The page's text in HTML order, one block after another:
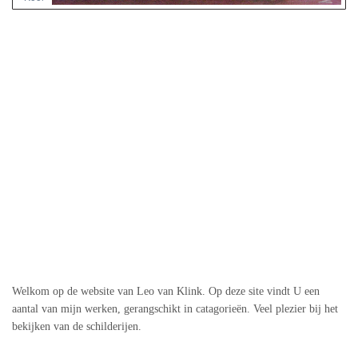
Welkom op de website van Leo van Klink. Op deze site vindt U een
aantal van mijn werken, gerangschikt in catagorieën. Veel plezier bij het
bekijken van de schilderijen.